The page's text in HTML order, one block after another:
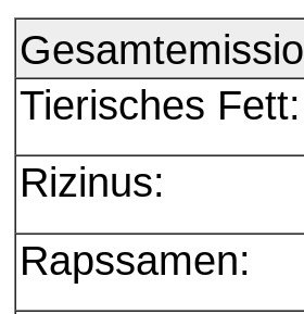
Tierisches Fett:
Rizinus:
Rapssamen: